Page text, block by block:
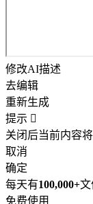
修改AI描述
去编辑
重新生成
提示 
关闭后当前内容
取消
确定
每天有100,000+文
免费使用